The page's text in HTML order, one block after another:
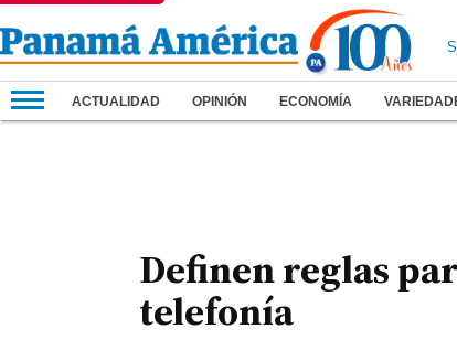
ACTUALIDAD OPINIÓN ECONOMÍA
Definen reglas
telefonía